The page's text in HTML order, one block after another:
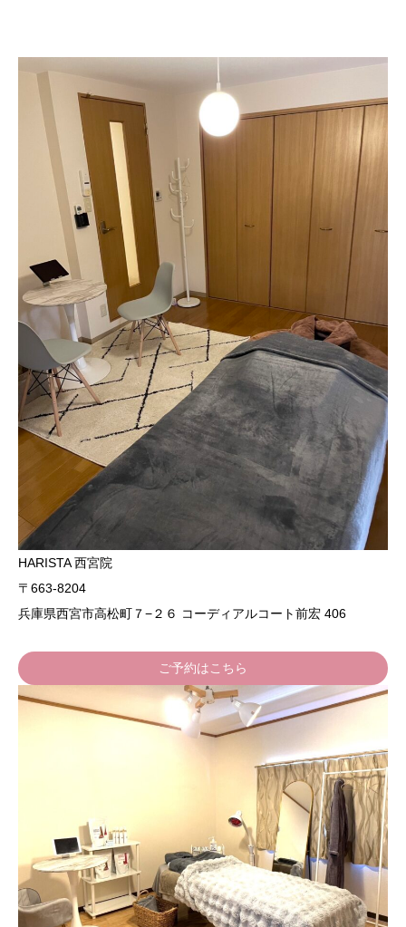
HARISTA 西宮院
〒663-8204
兵庫県西宮市高松町７−２６ コーディアルコート前宏 406
ご予約はこちら